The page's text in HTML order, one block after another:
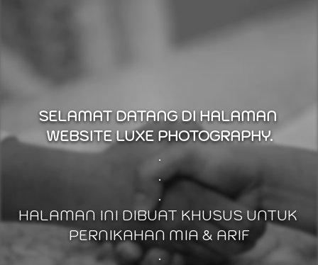
SELAMAT DATANG DI HALAMAN
WEBSITE LUXE PHOTOGRAPHY.
.
.
.
HALAMAN INI DIBUAT KHUSUS UNTUK
PERNIKAHAN MIA & ARIF
.